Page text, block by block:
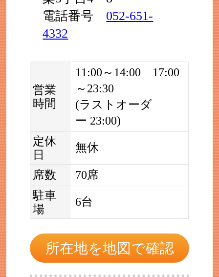
電話番号 052-651-
4332
営業
時間
11:00～14:00 17:00
～23:30
(ラストオーダ
ー 23:00)
定休
日
無休
席数
70席
駐車
場
6台
所在地を地図で確認